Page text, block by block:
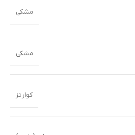
مشکی
مشکی
کوارتز